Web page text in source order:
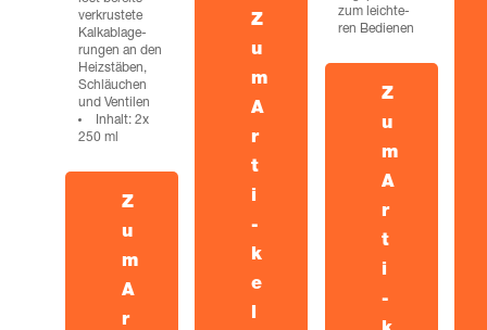
ver­krus­te­te
Kalk­ab­la­ge­
run­gen an den
Heiz­stä­ben,
Schläu­chen
und Ventilen
Inhalt: 2x
250 ml
Z
u
m
A
r
Z
u
m
A
r
t
i
­
k
e
l
zum leich­te­
ren Bedienen
Z
u
m
A
r
t
i
­